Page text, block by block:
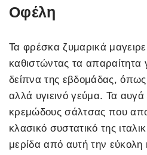
Οφέλη
Τα φρέσκα ζυμαρικά
καθιστώντας τα απαραίτητα
δείπνα της εβδομάδας,
αλλά υγιεινό γεύμα. Τα αυγά
κρεμώδους σάλτσας που
κλασικό συστατικό της
μερίδα από αυτή την